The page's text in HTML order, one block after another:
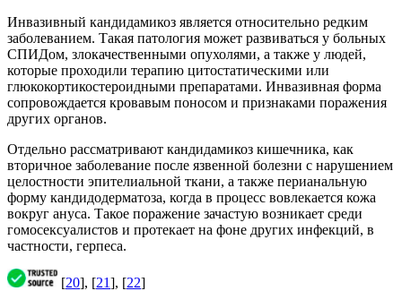
Инвазивный кандидамикоз является относительно редким
заболеванием. Такая патология может развиваться у больных
СПИДом, злокачественными опухолями, а также у людей,
которые проходили терапию цитостатическими или
глюкокортикостероидными препаратами. Инвазивная форма
сопровождается кровавым поносом и признаками поражения
других органов.
Отдельно рассматривают кандидамикоз кишечника, как
вторичное заболевание после язвенной болезни с нарушением
целостности эпителиальной ткани, а также перианальную
форму кандидодерматоза, когда в процесс вовлекается кожа
вокруг ануса. Такое поражение зачастую возникает среди
гомосексуалистов и протекает на фоне других инфекций, в
частности, герпеса.
[20], [21], [22]